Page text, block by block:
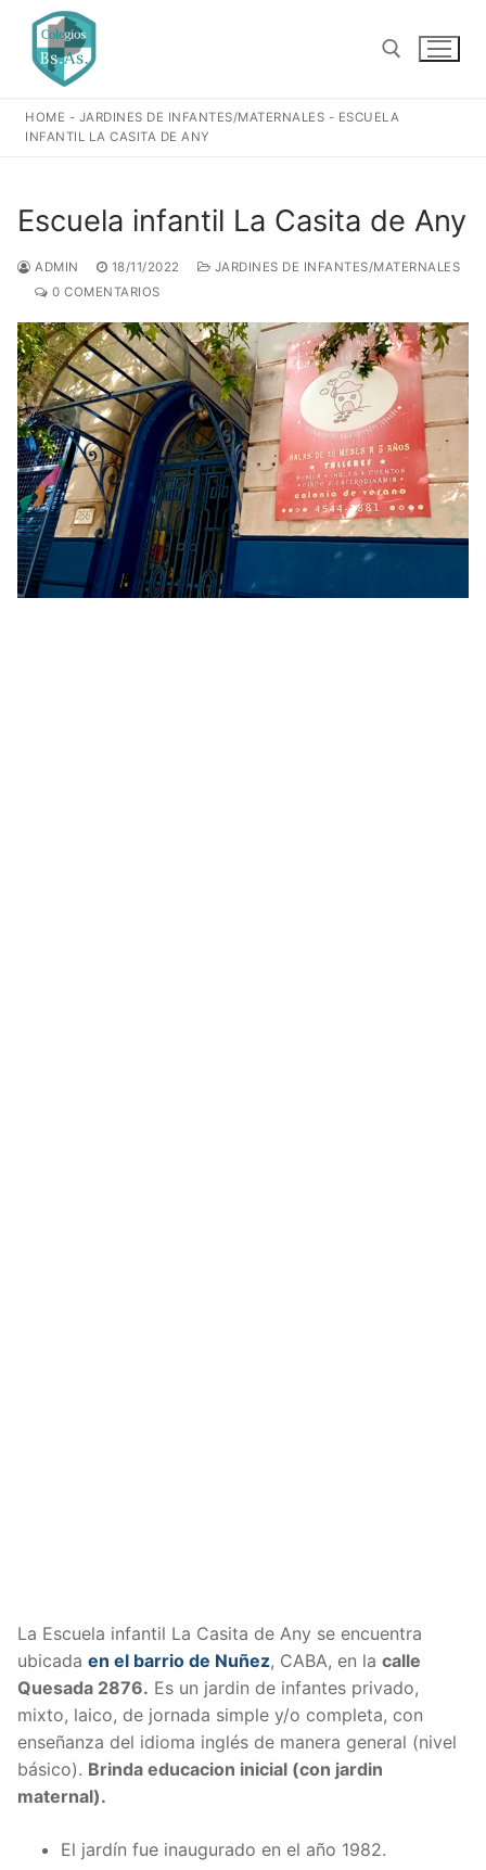
contenido
Buscar:
HOME - JARDINES DE INFANTES/MATERNALES - ESCUELA
INFANTIL LA CASITA DE ANY
Escuela infantil La Casita de Any
ADMIN 18/11/2022
JARDINES DE INFANTES/MATERNALES
0 COMENTARIOS
La Escuela infantil La Casita de Any se encuentra
ubicada en el barrio de Nuñez, CABA, en la calle
Quesada 2876. Es un jardin de infantes privado,
mixto, laico, de jornada simple y/o completa, con
enseñanza del idioma inglés de manera general (nivel
básico). Brinda educacion inicial (con jardin
maternal).
El jardín fue inaugurado en el año 1982.